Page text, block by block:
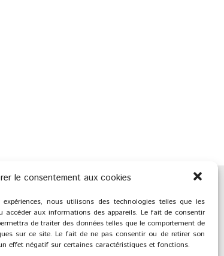
le consentement aux cookies
nous utilisons des technologies telles que les
accéder aux informations des appareils. Le fait de consentir
de traiter des données telles que le comportement de
sur ce site. Le fait de ne pas consentir ou de retirer son
effet négatif sur certaines caractéristiques et fonctions.